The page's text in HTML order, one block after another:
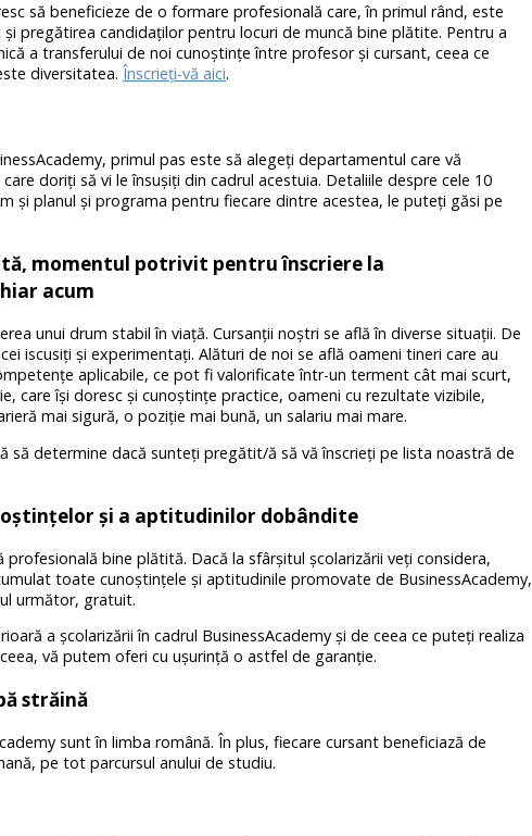
să beneficieze de o formare profesională care, în primul rând, este
pregătirea candidaţilor pentru locuri de muncă bine plătite. Pentru a
a transferului de noi cunoştinţe între profesor şi cursant, ceea ce
diversitatea. Înscrieţi-vă aici.
primul pas este să alegeţi departamentul care vă
doriţi să vi le însuşiţi din cadrul acestuia. Detaliile despre cele 10
şi planul şi programa pentru fiecare dintre acestea, le puteţi găsi pe
momentul potrivit pentru înscriere la
acum
unui drum stabil în viaţă. Cursanţii noştri se află în diverse situaţii. De
iscusiţi şi experimentaţi. Alături de noi se află oameni tineri care au
aplicabile, ce pot fi valorificate într-un terment cât mai scurt,
care îşi doresc şi cunoştinţe practice, oameni cu rezultate vizibile,
mai sigură, o poziţie mai bună, un salariu mai mare.
să determine dacă sunteţi pregătit/ă să vă înscrieţi pe lista noastră de
şi a aptitudinilor dobândite
bine plătită. Dacă la sfârşitul şcolarizării veţi considera,
toate cunoştinţele şi aptitudinile promovate de BusinessAcademy,
următor, gratuit.
a şcolarizării în cadrul BusinessAcademy şi de ceea ce puteţi realiza
vă putem oferi cu uşurinţă o astfel de garanţie.
străină
sunt în limba română. În plus, fiecare cursant beneficiază de
pe tot parcursul anului de studiu.